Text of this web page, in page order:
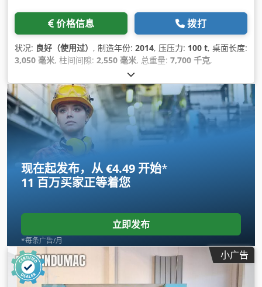
价格信息 拨打
状况: 良好（使用过） , 制造年份: 2014, 压压力: 100 t, 桌面长度:
3,050 毫米, 柱间间隙: 2,550 毫米, 总重量: 7,700 千克,
现在起发布，从 €4.49 开始*
11 百万买家正等着您
立即发布
*每条广告/月
小广告